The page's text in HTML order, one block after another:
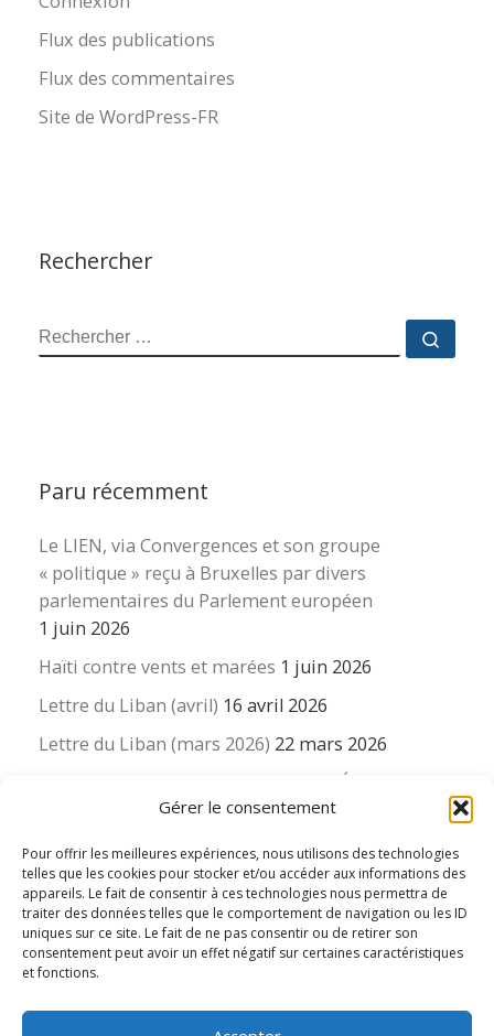
Gérer le consentement
Pour offrir les meilleures expériences, nous utilisons des technologies
telles que les cookies pour stocker et/ou accéder aux informations des
appareils. Le fait de consentir à ces technologies nous permettra de
traiter des données telles que le comportement de navigation ou les ID
uniques sur ce site. Le fait de ne pas consentir ou de retirer son
consentement peut avoir un effet négatif sur certaines caractéristiques
et fonctions.
Flux des publications
Flux des commentaires
Site de WordPress-FR
Rechercher
RECHERCHER
Paru récemment
Le LIEN, via Convergences et son groupe
« politique » reçu à Bruxelles par divers
parlementaires du Parlement européen
1 juin 2026
Haïti contre vents et marées 1 juin 2026
Lettre du Liban (avril) 16 avril 2026
Lettre du Liban (mars 2026) 22 mars 2026
La revue « Educateur » décapitée ? L’Éducation
nouvelle et ses liens avec la revue du Syndicat
16 mars 2026
© 2026
– Tous